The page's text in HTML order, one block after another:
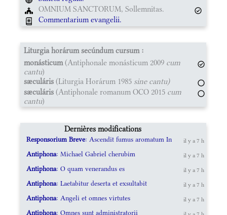
OMNIUM SANCTORUM, Sollemnitas.
Commentarium evangelii.
Liturgia horárum secúndum cursum :
monásticum(Antiphonale monásticum 2009 cum
cantu)
sæculáris (Liturgia Horárum 1985 sine cantu)
sæculáris (Antiphonale romanum OCO 2015 cum
cantu)
Dernières modifications
Responsorium Breve: Ascendit fumus aromatum In il y a 7 h
Antiphona: Michael Gabriel cherubim il y a 7 h
Antiphona: O quam venerandus es il y a 7 h
Antiphona: Laetabitur deserta et exsultabit il y a 7 h
Antiphona: Angeli et omnes virtutes il y a 7 h
Antiphona: Omnes sunt administratorii